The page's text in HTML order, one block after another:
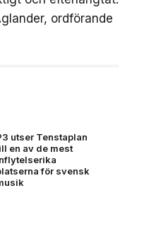
ordförande
utser Tenstaplan
en av de mest
för svensk